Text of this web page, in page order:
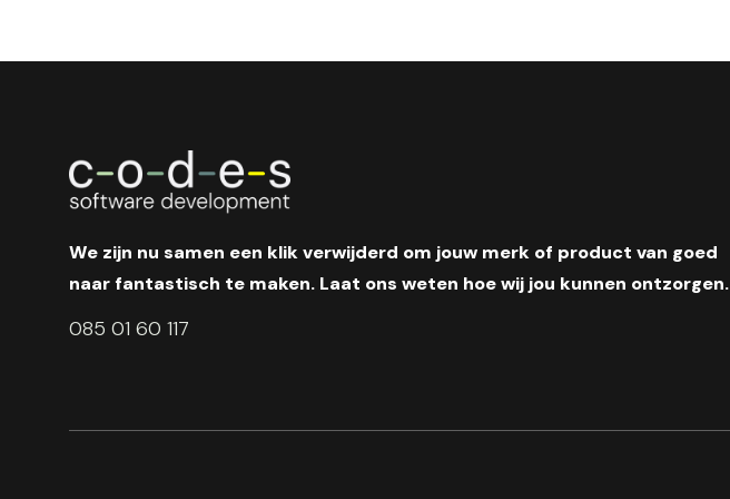
We zijn nu samen een klik verwijderd om jouw merk of product van goed
naar fantastisch te maken. Laat ons weten hoe wij jou kunnen ontzorgen.
085 01 60 117